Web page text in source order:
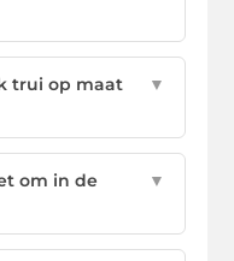
trui op maat
▼
om in de
▼